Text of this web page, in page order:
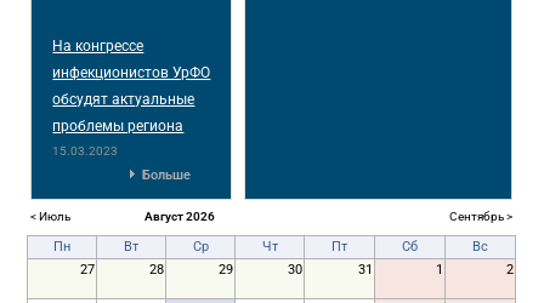
На конгрессе
инфекционистов УрФО
обсудят актуальные
проблемы региона
15.03.2023
Больше
< Июль Август 2026 Сентябрь >
Пн Вт Ср Чт Пт Сб
Вс
27
28 29 30 31 1 2